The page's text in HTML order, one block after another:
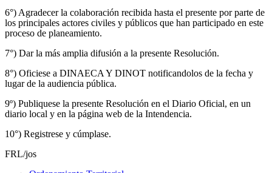
6°) Agradecer la colaboración recibida hasta el presente por parte de
los principales actores civiles y públicos que han participado en este
proceso de planeamiento.
7°) Dar la más amplia difusión a la presente Resolución.
8°) Oficiese a DINAECA Y DINOT notificandolos de la fecha y
lugar de la audiencia pública.
9º) Publiquese la presente Resolución en el Diario Oficial, en un
diario local y en la página web de la Intendencia.
10°) Registrese y cúmplase.
FRL/jos